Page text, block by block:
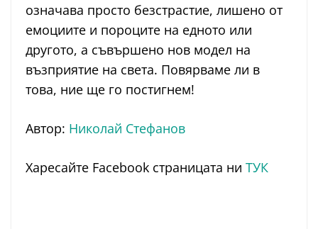
означава просто безстрастие, лишено от
емоциите и пороците на едното или
другото, а съвършено нов модел на
възприятие на света. Повярваме ли в
това, ние ще го постигнем!
Автор: Николай Стефанов
Харесайте Facebook страницата ни ТУК